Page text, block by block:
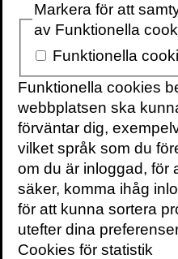
varför inte någon av
längre finns. Hade
de varit mer
Ingen institution,
är immun mot
naturlag som säger
största kommer för
kvar på toppen.
kan börja falla, och
eller senare. Men
visar, så återhämtar
faktiskt och i vissa
Markera för att
av Funktionella
Funktionella
Funktionella cookies
webbplatsen ska
förväntar dig,
vilket språk som du
om du är inloggad, för
säker, komma ihåg
för att kunna sortera
utefter dina
Cookies för statistik